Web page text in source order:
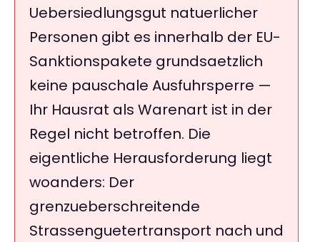
Uebersiedlungsgut natuerlicher
Personen gibt es innerhalb der EU-
Sanktionspakete grundsaetzlich
keine pauschale Ausfuhrsperre —
Ihr Hausrat als Warenart ist in der
Regel nicht betroffen. Die
eigentliche Herausforderung liegt
woanders: Der
grenzueberschreitende
Strassenguetertransport nach und